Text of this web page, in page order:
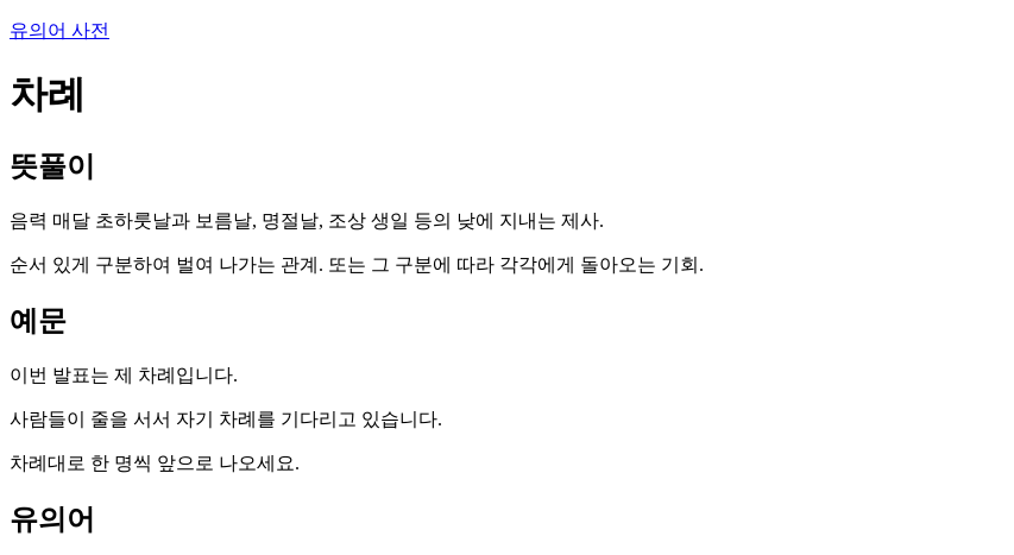
유의어 사전
차례
뜻풀이
음력 매달 초하룻날과 보름날, 명절날, 조상 생일 등의 낮에 지내는 제사.
순서 있게 구분하여 벌여 나가는 관계. 또는 그 구분에 따라 각각에게 돌아오는 기회.
예문
이번 발표는 제 차례입니다.
사람들이 줄을 서서 자기 차례를 기다리고 있습니다.
차례대로 한 명씩 앞으로 나오세요.
유의어